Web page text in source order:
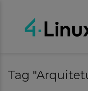
Tag